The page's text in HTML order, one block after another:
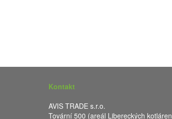
Kontakt
AVIS TRADE s.r.o.
Tovární 500 (areál Libereckých kotláren